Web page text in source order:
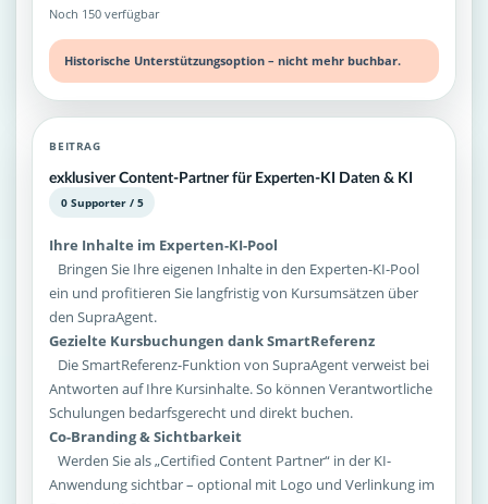
Noch 150 verfügbar
Historische Unterstützungsoption – nicht mehr buchbar.
BEITRAG
exklusiver Content-Partner für Experten-KI Daten & KI
0 Supporter / 5
Ihre Inhalte im Experten-KI-Pool
Bringen Sie Ihre eigenen Inhalte in den Experten-KI-Pool
ein und profitieren Sie langfristig von Kursumsätzen über
den SupraAgent.
Gezielte Kursbuchungen dank SmartReferenz
Die SmartReferenz-Funktion von SupraAgent verweist bei
Antworten auf Ihre Kursinhalte. So können Verantwortliche
Schulungen bedarfsgerecht und direkt buchen.
Co-Branding & Sichtbarkeit
Werden Sie als „Certified Content Partner“ in der KI-
Anwendung sichtbar – optional mit Logo und Verlinkung im